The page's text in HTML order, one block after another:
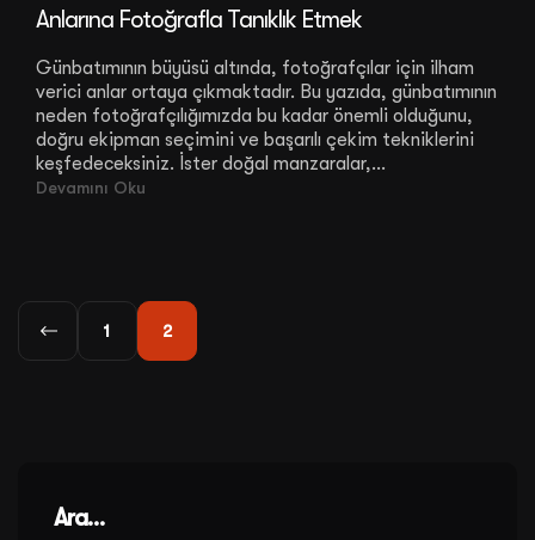
Anlarına Fotoğrafla Tanıklık Etmek
Günbatımının büyüsü altında, fotoğrafçılar için ilham
verici anlar ortaya çıkmaktadır. Bu yazıda, günbatımının
neden fotoğrafçılığımızda bu kadar önemli olduğunu,
doğru ekipman seçimini ve başarılı çekim tekniklerini
keşfedeceksiniz. İster doğal manzaralar,...
Devamını Oku
1 2
Ara…